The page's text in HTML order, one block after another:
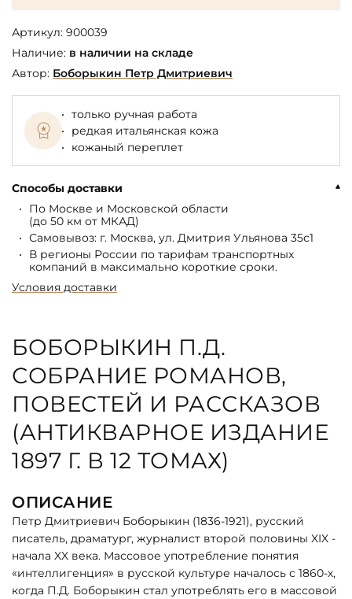
Артикул: 900039
Наличие: в наличии на складе
Автор: Боборыкин Петр Дмитриевич
только ручная работа
редкая итальянская кожа
кожаный переплет
Способы доставки
По Москве и Московской области
(до 50 км от МКАД)
Самовывоз: г. Москва, ул. Дмитрия Ульянова 35с1
В регионы России по тарифам транспортных
компаний в максимально короткие сроки.
Условия доставки
БОБОРЫКИН П.Д.
СОБРАНИЕ РОМАНОВ,
ПОВЕСТЕЙ И РАССКАЗОВ
(АНТИКВАРНОЕ ИЗДАНИЕ
1897 Г. В 12 ТОМАХ)
ОПИСАНИЕ
Петр Дмитриевич Боборыкин (1836-1921), русский
писатель, драматург, журналист второй половины XIX -
начала XX века. Массовое употребление понятия
«интеллигенция» в русской культуре началось с 1860-х,
когда П.Д. Боборыкин стал употреблять его в массовой